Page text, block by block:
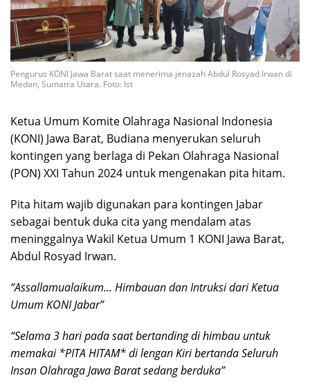
Pengurus KONI Jawa Barat saat menerima jenazah Abdul Rosyad Irwan di
Medan, Sumatra Utara. Foto: Ist
Ketua Umum Komite Olahraga Nasional Indonesia
(KONI) Jawa Barat, Budiana menyerukan seluruh
kontingen yang berlaga di Pekan Olahraga Nasional
(PON) XXI Tahun 2024 untuk mengenakan pita hitam.
Pita hitam wajib digunakan para kontingen Jabar
sebagai bentuk duka cita yang mendalam atas
meninggalnya Wakil Ketua Umum 1 KONI Jawa Barat,
Abdul Rosyad Irwan.
“Assallamualaikum… Himbauan dan Intruksi dari Ketua
Umum KONI Jabar”
“Selama 3 hari pada saat bertanding di himbau untuk
memakai *PITA HITAM* di lengan Kiri bertanda Seluruh
Insan Olahraga Jawa Barat sedang berduka”